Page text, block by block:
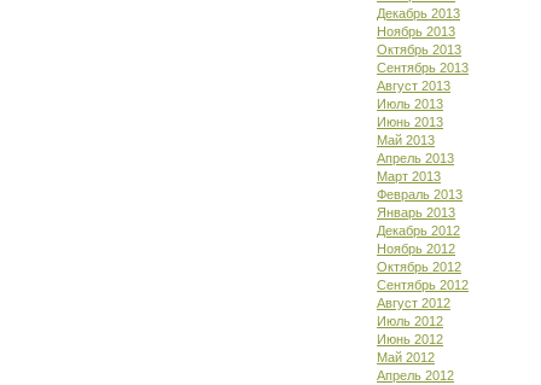
Декабрь 2013
Ноябрь 2013
Октябрь 2013
Сентябрь 2013
Август 2013
Июль 2013
Июнь 2013
Май 2013
Апрель 2013
Март 2013
Февраль 2013
Январь 2013
Декабрь 2012
Ноябрь 2012
Октябрь 2012
Сентябрь 2012
Август 2012
Июль 2012
Июнь 2012
Май 2012
Апрель 2012